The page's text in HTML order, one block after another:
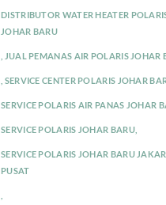
DISTRIBUTOR WATER HEATER
JOHAR BARU
JUAL PEMANAS AIR POLARIS JOHAR
SERVICE CENTER POLARIS JOHAR
SERVICE POLARIS AIR PANAS JOHAR
SERVICE POLARIS JOHAR BARU,
SERVICE POLARIS JOHAR BARU
PUSAT